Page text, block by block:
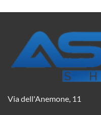
Via dell'Anemone, 11